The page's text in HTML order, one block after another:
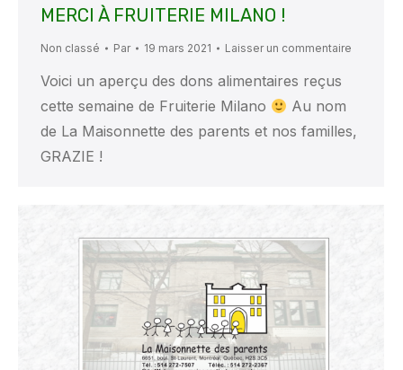
MERCI À FRUITERIE MILANO !
Non classé Par 19 mars 2021 Laisser un commentaire
Voici un aperçu des dons alimentaires reçus
cette semaine de Fruiterie Milano
Au nom
de La Maisonnette des parents et nos familles,
GRAZIE !